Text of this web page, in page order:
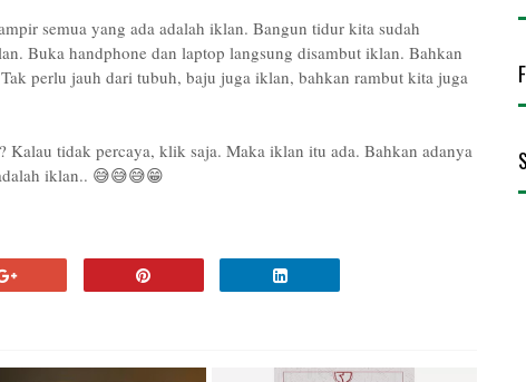
semua yang ada adalah iklan. Bangun tidur kita sudah
Buka handphone dan laptop langsung disambut iklan. Bahkan
perlu jauh dari tubuh, baju juga iklan, bahkan rambut kita juga
Kalau tidak percaya, klik saja. Maka iklan itu ada. Bahkan adanya
iklan.. 😅😅😅😁